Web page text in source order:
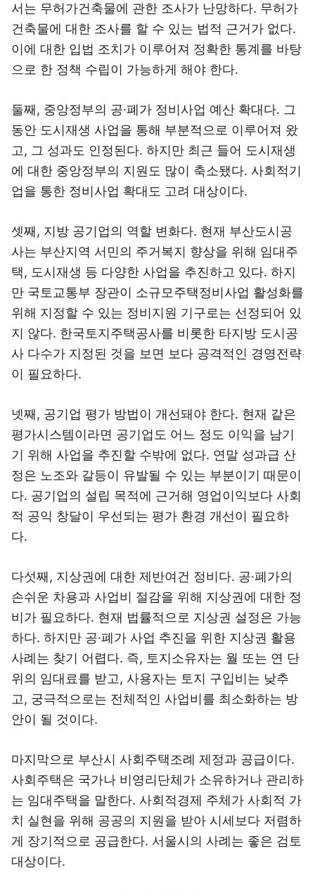
서는 무허가건축물에 관한 조사가 난망하다. 무허가
건축물에 대한 조사를 할 수 있는 법적 근거가 없다.
이에 대한 입법 조치가 이루어져 정확한 통계를 바탕
으로 한 정책 수립이 가능하게 해야 한다.
둘째, 중앙정부의 공·폐가 정비사업 예산 확대다. 그
동안 도시재생 사업을 통해 부분적으로 이루어져 왔
고, 그 성과도 인정된다. 하지만 최근 들어 도시재생
에 대한 중앙정부의 지원도 많이 축소됐다. 사회적기
업을 통한 정비사업 확대도 고려 대상이다.
셋째, 지방 공기업의 역할 변화다. 현재 부산도시공
사는 부산지역 서민의 주거복지 향상을 위해 임대주
택, 도시재생 등 다양한 사업을 추진하고 있다. 하지
만 국토교통부 장관이 소규모주택정비사업 활성화를
위해 지정할 수 있는 정비지원 기구로는 선정되어 있
지 않다. 한국토지주택공사를 비롯한 타지방 도시공
사 다수가 지정된 것을 보면 보다 공격적인 경영전략
이 필요하다.
넷째, 공기업 평가 방법이 개선돼야 한다. 현재 같은
평가시스템이라면 공기업도 어느 정도 이익을 남기
기 위해 사업을 추진할 수밖에 없다. 연말 성과급 산
정은 노조와 갈등이 유발될 수 있는 부분이기 때문이
다. 공기업의 설립 목적에 근거해 영업이익보다 사회
적 공익 창달이 우선되는 평가 환경 개선이 필요하
다.
다섯째, 지상권에 대한 제반여건 정비다. 공·폐가의
손쉬운 차용과 사업비 절감을 위해 지상권에 대한 정
비가 필요하다. 현재 법률적으로 지상권 설정은 가능
하다. 하지만 공·폐가 사업 추진을 위한 지상권 활용
사례는 찾기 어렵다. 즉, 토지소유자는 월 또는 연 단
위의 임대료를 받고, 사용자는 토지 구입비는 낮추
고, 궁극적으로는 전체적인 사업비를 최소화하는 방
안이 될 것이다.
마지막으로 부산시 사회주택조례 제정과 공급이다.
사회주택은 국가나 비영리단체가 소유하거나 관리하
는 임대주택을 말한다. 사회적경제 주체가 사회적 가
치 실현을 위해 공공의 지원을 받아 시세보다 저렴하
게 장기적으로 공급한다. 서울시의 사례는 좋은 검토
대상이다.